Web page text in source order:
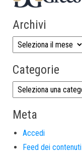
Archivi
Categorie
Meta
Accedi
Feed dei contenuti